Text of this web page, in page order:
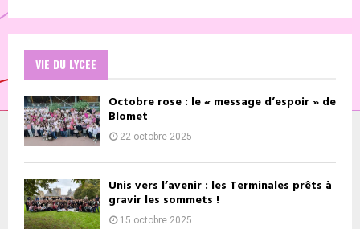
VIE DU LYCEE
Octobre rose : le « message d’espoir » de
Blomet
22 octobre 2025
Unis vers l’avenir : les Terminales prêts à
gravir les sommets !
15 octobre 2025